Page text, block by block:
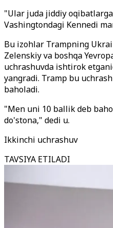
"Ular juda jiddiy
Vashingtondagi Kennedi
Bu izohlar Trampning
Zelenskiy va boshqa
uchrashuvda ishtirok
yangradi. Tramp bu
baholadi.
"Men uni 10 ballik deb
do'stona," dedi u.
Ikkinchi uchrashuv
TAVSIYA ETILADI